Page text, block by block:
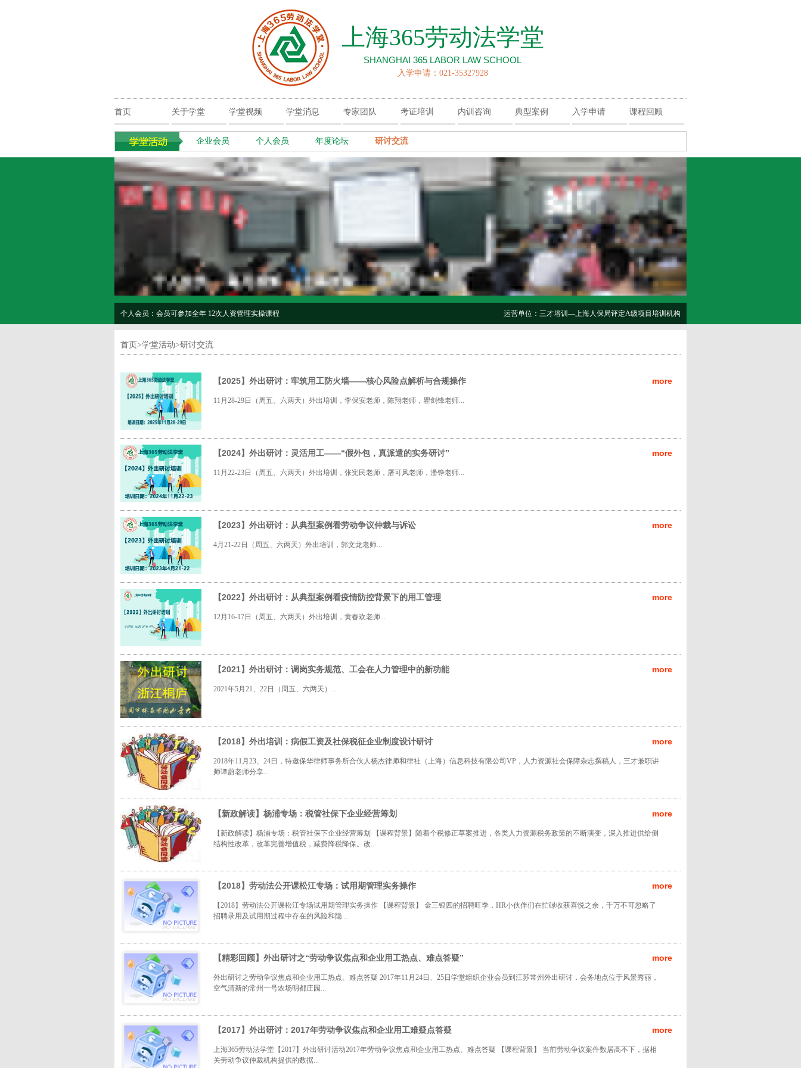
上海365劳动法学堂
SHANGHAI 365 LABOR LAW SCHOOL
入学申请：021-35327928
首页 关于学堂 学堂视频 学堂消息 专家团队 考证培训 内训咨询 典型案例 入学申请 课程回顾
企业会员 个人会员 年度论坛 研讨交流
个人会员：会员可参加全年 12次人资管理实操课程 运营单位：三才培训—上海人保局评定A级项目培训机构
首页 >学堂活动>研讨交流
【2025】外出研讨：牢筑用工防火墙——核心风险点解析与合规操作 more
11月28-29日（周五、六两天）外出培训，李保安老师，陈翔老师，瞿剑锋老师...
【2024】外出研讨：灵活用工——“假外包，真派遣的实务研讨” more
11月22-23日（周五、六两天）外出培训，张宪民老师，屠可风老师，潘铮老师...
【2023】外出研讨：从典型案例看劳动争议仲裁与诉讼 more
4月21-22日（周五、六两天）外出培训，郭文龙老师...
【2022】外出研讨：从典型案例看疫情防控背景下的用工管理 more
12月16-17日（周五、六两天）外出培训，黄春欢老师...
【2021】外出研讨：调岗实务规范、工会在人力管理中的新功能 more
2021年5月21、22日（周五、六两天）...
【2018】外出培训：病假工资及社保税征企业制度设计研讨 more
2018年11月23、24日，特邀保华律师事务所合伙人杨杰律师和律社（上海）信息科技有限公司VP，人力资源社会保障杂志撰稿人，三才兼职讲
师谭蔚老师分享...
【新政解读】杨浦专场：税管社保下企业经营筹划 more
【新政解读】杨浦专场：税管社保下企业经营筹划 【课程背景】随着个税修正草案推进，各类人力资源税务政策的不断演变，深入推进供给侧
结构性改革，改革完善增值税，减费降税降保。改...
【2018】劳动法公开课松江专场：试用期管理实务操作 more
【2018】劳动法公开课松江专场试用期管理实务操作 【课程背景】 金三银四的招聘旺季，HR小伙伴们在忙碌收获喜悦之余，千万不可忽略了
招聘录用及试用期过程中存在的风险和隐...
【精彩回顾】外出研讨之“劳动争议焦点和企业用工热点、难点答疑” more
外出研讨之劳动争议焦点和企业用工热点、难点答疑 2017年11月24日、25日学堂组织企业会员到江苏常州外出研讨，会务地点位于风景秀丽，
空气清新的常州一号农场明都庄园...
【2017】外出研讨：2017年劳动争议焦点和企业用工难疑点答疑 more
上海365劳动法学堂【2017】外出研讨活动2017年劳动争议焦点和企业用工热点、难点答疑 【课程背景】 当前劳动争议案件数居高不下，据相
关劳动争议仲裁机构提供的数据...